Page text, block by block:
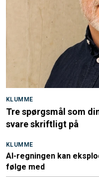
KLUMME
Tre spørgsmål som
svare skriftligt på
KLUMME
AI-regningen kan
følge med